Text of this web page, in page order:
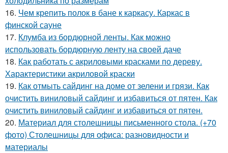
16. Чем крепить полок в бане к каркасу. Каркас в
финской сауне
17. Клумба из бордюрной ленты. Как можно
использовать бордюрную ленту на своей даче
18. Как работать с акриловыми красками по дереву.
Характеристики акриловой краски
19. Как отмыть сайдинг на доме от зелени и грязи. Как
очистить виниловый сайдинг и избавиться от пятен. Как
очистить виниловый сайдинг и избавиться от пятен.
20. Материал для столешницы письменного стола. (+70
фото) Столешницы для офиса: разновидности и
материалы